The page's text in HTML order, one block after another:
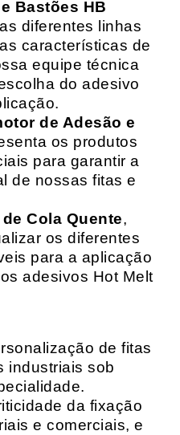
Bastões HB
diferentes linhas
características de
equipe técnica
do adesivo
de Adesão e
os produtos
para garantir a
de nossas fitas e
Cola Quente,
os diferentes
para a aplicação
adesivos Hot Melt
de fitas
industriais sob
da fixação
e comerciais, e